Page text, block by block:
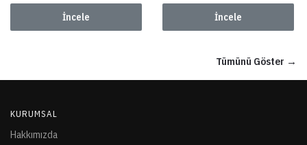
İncele İncele
Tümünü Göster →
KURUMSAL
Hakkımızda